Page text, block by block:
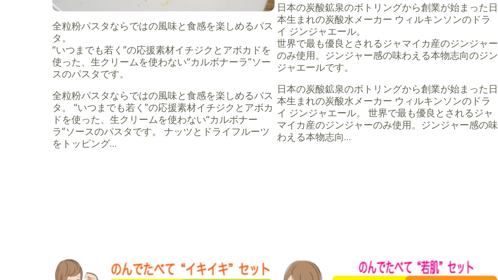
全粒粉パスタならではの風味と食感を楽しめるパス
タ。
“いつまでも若く”の応援素材イチジクとアボカドを
使った、生クリームを使わない“カルボナーラ”ソー
スのパスタです。
全粒粉パスタならではの風味と食感を楽しめるパス
タ。 “いつまでも若く”の応援素材イチジクとアボカ
ドを使った、生クリームを使わない“カルボナー
ラ”ソースのパスタです。 ナッツとドライフルーツ
をトッピング…
日本の炭酸鉱泉のボトリングから創業が始まった日
本生まれの炭酸水メーカー ウィルキンソンのドラ
イ ジンジャエール。
世界で最も優良とされるジャマイカ産のジンジャー
のみ使用。ジンジャー感の味わえる本物志向のジン
ジャエールです。
日本の炭酸鉱泉のボトリングから創業が始まった日
本生まれの炭酸水メーカー ウィルキンソンのドラ
イ ジンジャエール。 世界で最も優良とされるジャ
マイカ産のジンジャーのみ使用。ジンジャー感の味
わえる本物志向…